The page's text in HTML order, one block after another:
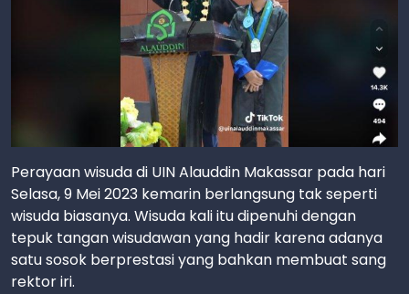
Perayaan wisuda di UIN Alauddin Makassar pada hari
Selasa, 9 Mei 2023 kemarin berlangsung tak seperti
wisuda biasanya. Wisuda kali itu dipenuhi dengan
tepuk tangan wisudawan yang hadir karena adanya
satu sosok berprestasi yang bahkan membuat sang
rektor iri.